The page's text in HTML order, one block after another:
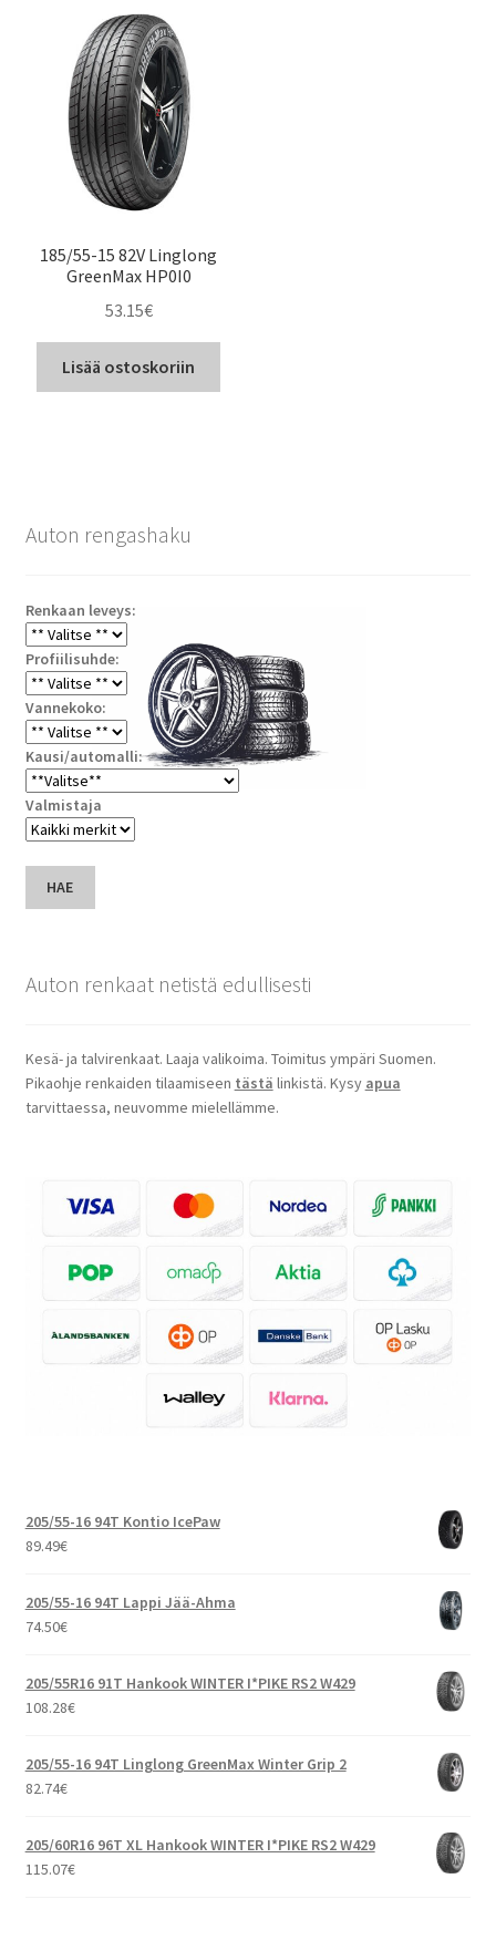
185/55-15 82V Linglong
GreenMax HP0I0
53.15€
Lisää ostoskoriin
Auton rengashaku
Renkaan leveys:
Profiilisuhde:
Vannekoko:
Kausi/automalli:
Valmistaja
HAE
Auton renkaat netistä edullisesti
Kesä- ja talvirenkaat. Laaja valikoima. Toimitus ympäri Suomen.
Pikaohje renkaiden tilaamiseen tästä linkistä. Kysy apua
tarvittaessa, neuvomme mielellämme.
205/55-16 94T Kontio IcePaw
89.49€
205/55-16 94T Lappi Jää-Ahma
74.50€
205/55R16 91T Hankook WINTER I*PIKE RS2 W429
108.28€
205/55-16 94T Linglong GreenMax Winter Grip 2
82.74€
205/60R16 96T XL Hankook WINTER I*PIKE RS2 W429
115.07€